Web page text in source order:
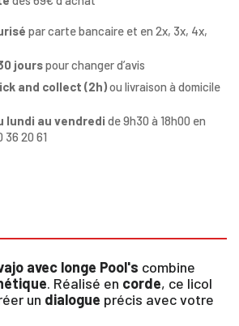
par carte bancaire et en 2x, 3x, 4x,
jourspour changer d’avis
and collect (2h)ou livraison à domicile
lundi au vendredi de 9h30 à 18h00 en
20 61
avec longe Pool's combine
. Réalisé en corde, ce licol
un dialogue précis avec votre